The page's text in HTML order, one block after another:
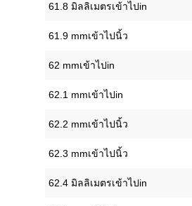
61.8 มิลลิเมตรเข้าไปin
61.9 mmเข้าไปนิ้ว
62 mmเข้าไปin
62.1 mmเข้าไปin
62.2 mmเข้าไปนิ้ว
62.3 mmเข้าไปนิ้ว
62.4 มิลลิเมตรเข้าไปin